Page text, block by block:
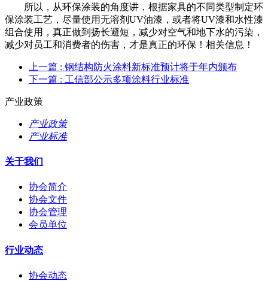
所以，从环保涂装的角度讲，根据家具的不同类型制定环
保涂装工艺，尽量使用无溶剂UV油漆，或者将UV漆和水性漆
组合使用，真正做到扬长避短，减少对空气和地下水的污染，
减少对员工和消费者的伤害，才是真正的环保！相关信息！
上一篇 : 钢结构防火涂料新标准预计将于年内颁布
下一篇 : 工信部公示多项涂料行业标准
产业政策
产业政策
产业标准
关于我们
协会简介
协会文件
协会管理
会员单位
行业动态
协会动态